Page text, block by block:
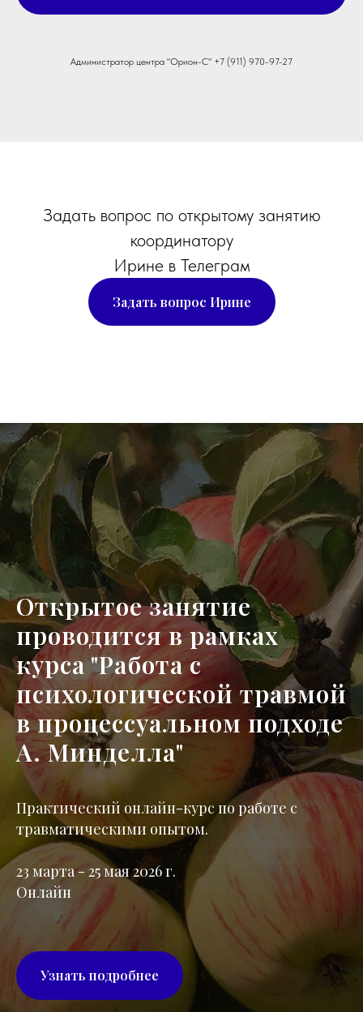
Администратор центра "Орион-С" +7 (911) 970-97-27
Задать вопрос по открытому занятию
координатору
Ирине в Телеграм
Задать вопрос Ирине
Открытое занятие
проводится в рамках
курса "Работа с
психологической травмой
в процессуальном подходе
А. Минделла"
Практический онлайн-курс по работе с
травматическими опытом.
23 марта - 25 мая 2026 г.
Онлайн
Узнать подробнее